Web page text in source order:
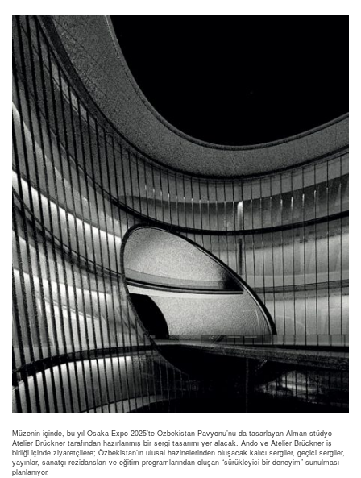
Müzenin içinde, bu yıl Osaka Expo 2025’te Özbekistan Pavyonu’nu da tasarlayan Alman stüdyo
Atelier Brückner tarafından hazırlanmış bir sergi tasarımı yer alacak. Ando ve Atelier Brückner iş
birliği içinde ziyaretçilere; Özbekistan’ın ulusal hazinelerinden oluşacak kalıcı sergiler, geçici sergiler,
yayınlar, sanatçı rezidansları ve eğitim programlarından oluşan “sürükleyici bir deneyim” sunulması
planlanıyor.